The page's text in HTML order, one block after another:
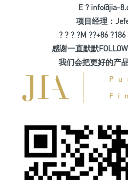
E ? info@jia-
项目经理：
? ? ? ?M ??+86 ?186
感谢一直默默
我们会把更好的产